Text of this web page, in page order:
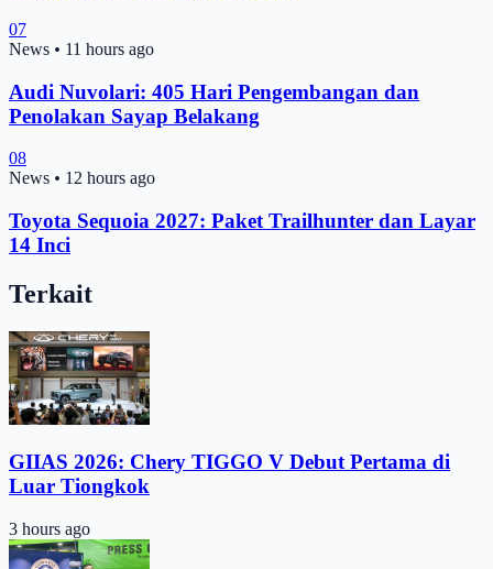
07
News • 11 hours ago
Audi Nuvolari: 405 Hari Pengembangan dan
Penolakan Sayap Belakang
08
News • 12 hours ago
Toyota Sequoia 2027: Paket Trailhunter dan Layar
14 Inci
Terkait
GIIAS 2026: Chery TIGGO V Debut Pertama di
Luar Tiongkok
3 hours ago